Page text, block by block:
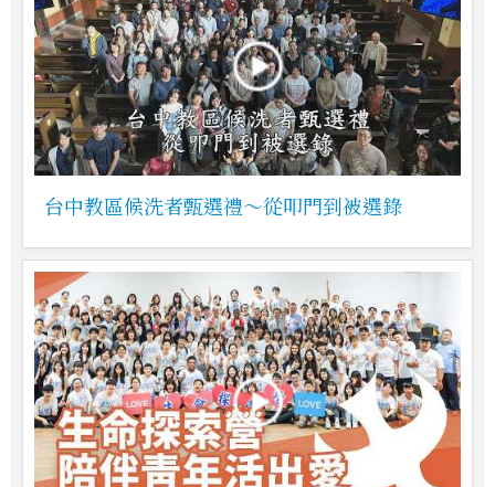
台中教區候洗者甄選禮～從叩門到被選錄